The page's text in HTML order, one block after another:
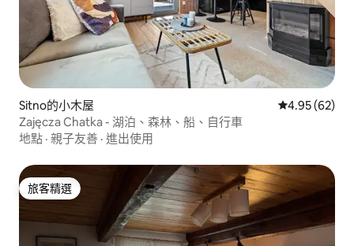
Sitno的小木屋 從 62 則評價
4.95 (62)
Zajęcza Chatka - 湖泊、森林、船、自行車
地點 · 親子友善 · 進出使用
旅客精選
旅客精選